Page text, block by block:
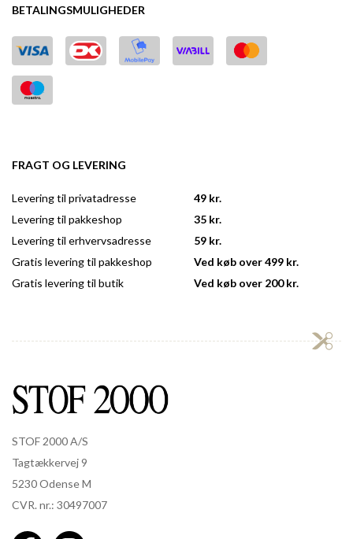
BETALINGSMULIGHEDER
FRAGT OG LEVERING
Levering til privatadresse
Levering til pakkeshop
Levering til erhvervsadresse
Gratis levering til pakkeshop
Gratis levering til butik
49 kr.
35 kr.
59 kr.
Ved køb over 499 kr.
Ved køb over 200 kr.
STOF 2000 A/S
Tagtækkervej 9
5230 Odense M
CVR. nr.: 30497007